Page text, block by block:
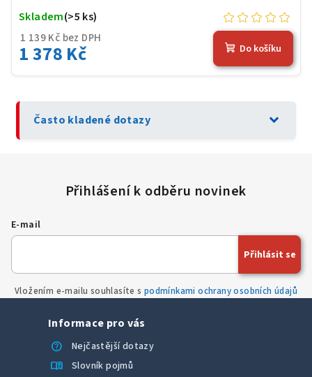
1 139 Kč bez DPH
1 378 Kč
Skladem(>5 ks)
Do košíku
Často kladené dotazy expand_more
E-mail
Vložením e-mailu souhlasíte s podmínkami ochrany osobních údajů
Přihlásit se
Informace pro vás
help
Nejčastější dotazy
menu_book Slovník pojmů